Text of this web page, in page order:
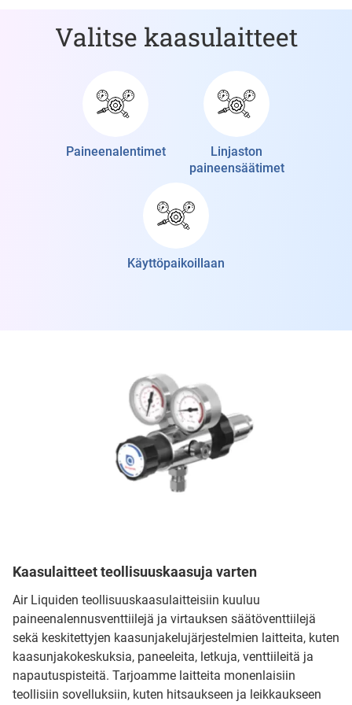
Valitse kaasulaitteet
Paineenalentimet
Linjaston
paineensäätimet
Käyttöpaikoillaan
Kaasulaitteet teollisuuskaasuja varten
Air Liquiden teollisuuskaasulaitteisiin kuuluu
paineenalennusventtiilejä ja virtauksen säätöventtiilejä
sekä keskitettyjen kaasunjakelujärjestelmien laitteita, kuten
kaasunjakokeskuksia, paneeleita, letkuja, venttiileitä ja
napautuspisteitä. Tarjoamme laitteita monenlaisiin
teollisiin sovelluksiin, kuten hitsaukseen ja leikkaukseen